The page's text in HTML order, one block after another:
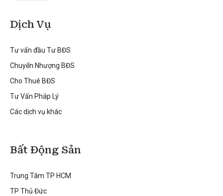
Dịch Vụ
Tư vấn đầu Tư BĐS
Chuyển Nhượng BĐS
Cho Thuê BĐS
Tư Vấn Pháp Lý
Các dịch vụ khác
Bất Động Sản
Trung Tâm TP HCM
TP Thủ Đức